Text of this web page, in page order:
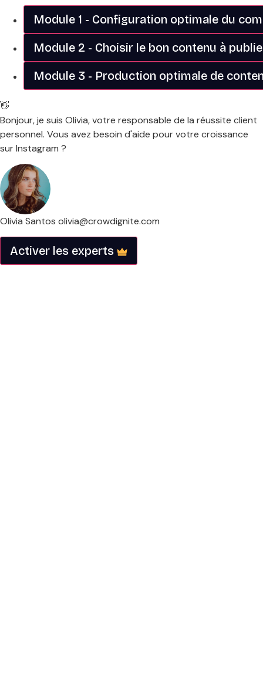
Module 1 - Configuration optimale du
Module 2 - Choisir le bon contenu à
Module 3 - Production optimale de
👋
Bonjour, je suis Olivia, votre responsable de la réussite client
personnel. Vous avez besoin d'aide pour votre croissance
sur Instagram ?
Olivia Santos olivia@crowdignite.com
Activer les experts